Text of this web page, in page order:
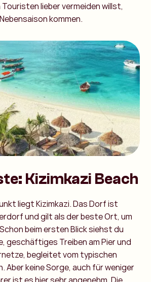
lieber vermeiden willst,
kommen.
Kizimkazi Beach
liegt Kizimkazi. Das Dorf ist
und gilt als der beste Ort, um
beim ersten Blick siehst du
geschäftiges Treiben am Pier und
begleitet vom typischen
Aber keine Sorge, auch für weniger